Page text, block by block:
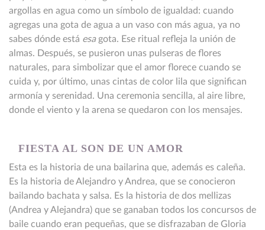
argollas en agua como un símbolo de igualdad: cuando
agregas una gota de agua a un vaso con más agua, ya no
sabes dónde está esagota. Ese ritual refleja la unión de
almas. Después, se pusieron unas pulseras de flores
naturales, para simbolizar que el amor florece cuando se
cuida y, por último, unas cintas de color lila que significan
armonía y serenidad. Una ceremonia sencilla, al aire libre,
donde el viento y la arena se quedaron con los mensajes.
FIESTA AL SON DE UN AMOR
Esta es la historia de una bailarina que, además es caleña.
Es la historia de Alejandro y Andrea, que se conocieron
bailando bachata y salsa. Es la historia de dos mellizas
(Andrea y Alejandra) que se ganaban todos los concursos de
baile cuando eran pequeñas, que se disfrazaban de Gloria